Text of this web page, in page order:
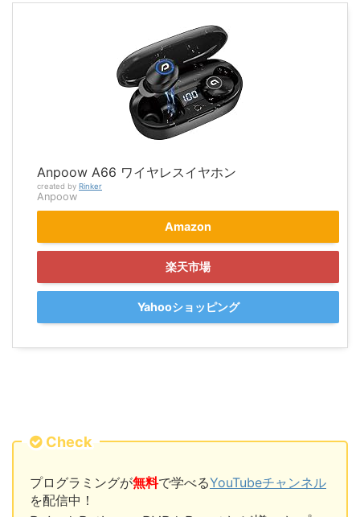
Anpoow A66 ワイヤレスイヤホン
created by Rinker
Anpoow
Amazon
楽天市場
Yahooショッピング
Check
プログラミングが無料で学べるYouTubeチャンネル
を配信中！